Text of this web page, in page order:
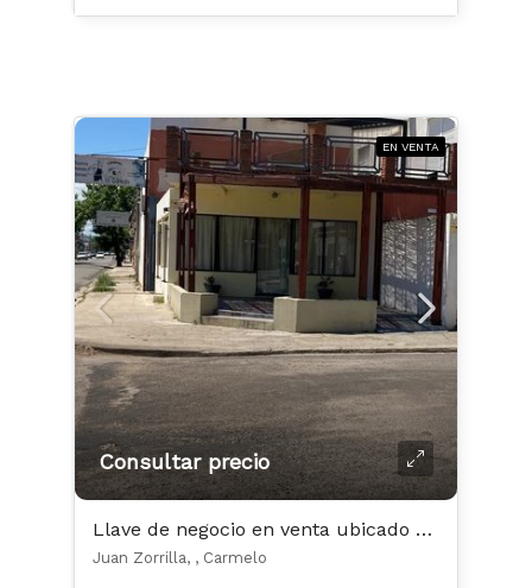
EN VENTA
Consultar precio
Llave de negocio en venta ubicado en Carmelo
Juan Zorrilla, , Carmelo